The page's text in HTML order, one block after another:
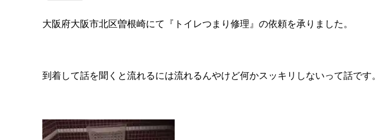
大阪府大阪市北区曽根崎にて『トイレつまり修理』の依頼を承りました。
到着して話を聞くと流れるには流れるんやけど何かスッキリしないって話です。